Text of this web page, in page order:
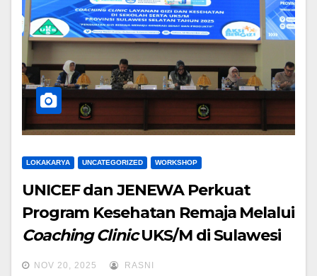
LOKAKARYA UNCATEGORIZED WORKSHOP
UNICEF dan JENEWA Perkuat
Program Kesehatan Remaja Melalui
Coaching ClinicUKS/M di Sulawesi
Selatan Tahun 2025
NOV 20, 2025 RASNI